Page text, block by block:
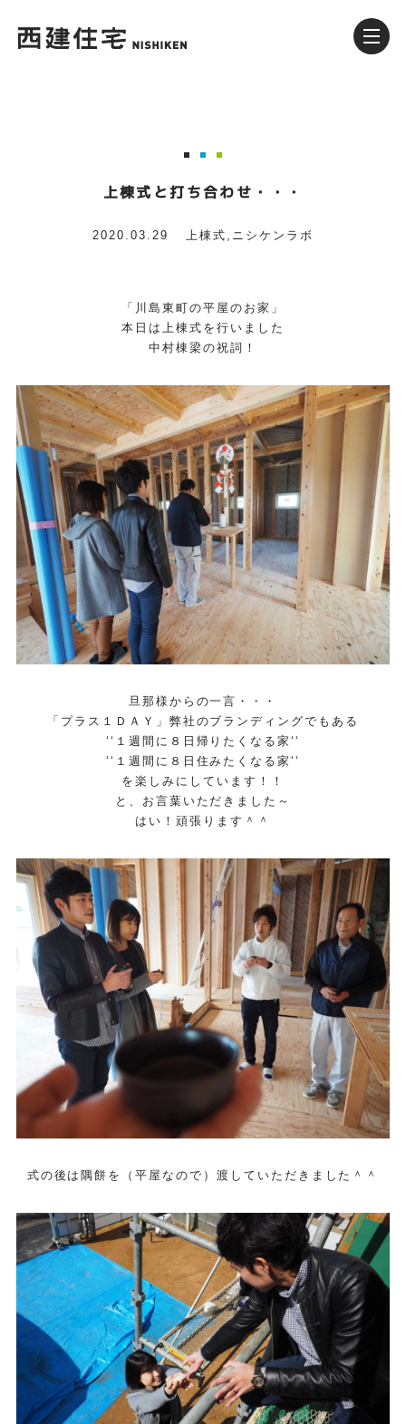
上棟式と打ち合わせ・・・
2020.03.29 上棟式 ニシケンラボ
「川島東町の平屋のお家」
本日は上棟式を行いました
中村棟梁の祝詞！
旦那様からの一言・・・
「プラス１ＤＡＹ」弊社のブランディングでもある
‘‘１週間に８日帰りたくなる家‘‘
‘‘１週間に８日住みたくなる家‘‘
を楽しみにしています！！
と、お言葉いただきました～
はい！頑張ります＾＾
式の後は隅餅を（平屋なので）渡していただきました＾＾